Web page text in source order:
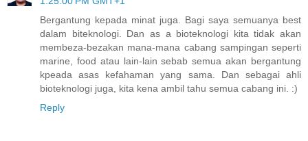
Bergantung kepada minat juga. Bagi saya semuanya best
dalam biteknologi. Dan as a bioteknologi kita tidak akan
membeza-bezakan mana-mana cabang sampingan seperti
marine, food atau lain-lain sebab semua akan bergantung
kpeada asas kefahaman yang sama. Dan sebagai ahli
bioteknologi juga, kita kena ambil tahu semua cabang ini. :)
Reply